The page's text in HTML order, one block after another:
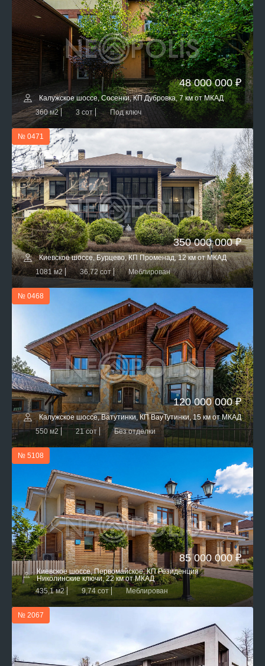
48 000 000 ₽
Калужское шоссе, Сосенки, КП Дубровка, 7 км от МКАД
360 м2
3 сот Под ключ
№ 0471
350 000 000 ₽
Киевское шоссе, Бурцево, КП Променад, 12 км от МКАД
1081 м2
36,72 сот Меблирован
№ 0468
120 000 000 ₽
Калужское шоссе, Ватутинки, КП ВауТутинки, 15 км от МКАД
550 м2
21 сот Без отделки
№ 5108
85 000 000 ₽
Киевское шоссе, Первомайское, КП Резиденция
Николинские ключи, 22 км от МКАД
435,1 м2
9,74 сот Меблирован
№ 2067